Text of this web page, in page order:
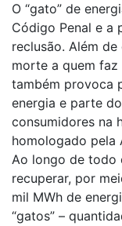
O “gato” de
Código Penal e a
reclusão. Além
morte a quem
também provoca
energia e parte
consumidores na
homologado pela
Ao longo de todo
recuperar, por
mil MWh de
“gatos” –